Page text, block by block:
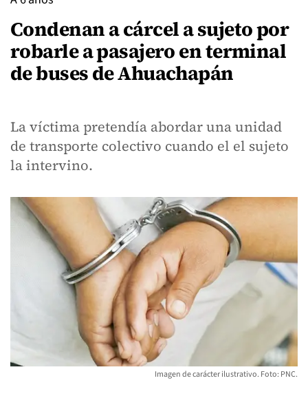
Condenan a cárcel a sujeto por
robarle a pasajero en terminal
de buses de Ahuachapán
La víctima pretendía abordar una unidad
de transporte colectivo cuando el el sujeto
la intervino.
Imagen de carácter ilustrativo. Foto: PNC.